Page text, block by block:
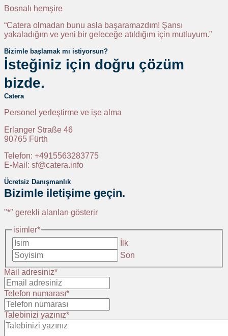
Bosnalı hemşire
“Catera olmadan bunu asla başaramazdım! Şansı
yakaladığım ve yeni bir geleceğe atıldığım için mutluyum.”
Bizimle başlamak mı istiyorsun?
İsteğiniz için doğru çözüm
bizde.
Catera
Personel yerleştirme ve işe alma
Erlanger Straße 46
90765 Fürth
Telefon: +4915563283775
E-Mail: sf@catera.info
Ücretsiz Danışmanlık
Bizimle iletişime geçin.
"*" gerekli alanları gösterir
isimler*
İlk
Son
Mail adresiniz*
Telefon numarası*
Talebinizi yazınız*